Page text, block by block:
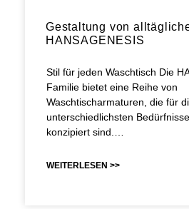
Gestaltung von
HANSAGENESIS
Stil für jeden Waschtisch Die
Familie bietet eine Reihe von
Waschtischarmaturen, die für
unterschiedlichsten
konzipiert sind.…
WEITERLESEN >>